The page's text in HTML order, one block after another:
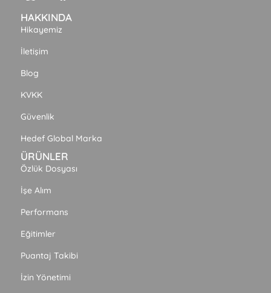
HAKKINDA
Hikayemiz
İletişim
Blog
KVKK
Güvenlik
Hedef Global Marka
ÜRÜNLER
Özlük Dosyası
İşe Alım
Performans
Eğitimler
Puantaj Takibi
İzin Yönetimi